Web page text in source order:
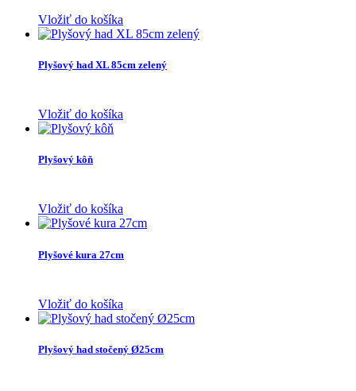
Vložiť do košíka
Plyšový had XL 85cm zelený
Vložiť do košíka
Plyšový kôň
Vložiť do košíka
Plyšové kura 27cm
Vložiť do košíka
Plyšový had stočený Ø25cm